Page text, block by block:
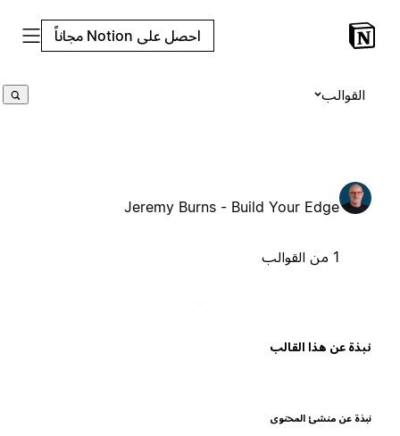
احصل على Notion مجاناً
القوالب
Jeremy Burns - Build Your Edge
عن هذا القالب
عن منشئ المحتوى